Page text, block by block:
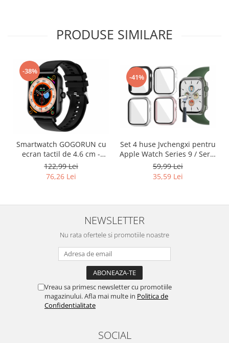
Componente PC
Imprimante, Scanere &
Consumabile
Periferice PC
Retelistica & Supraveghere
Servere, Componente & UPS
Telecomenzi garaj
Sport & Activitati in aer liber
Accesorii antrenament
Accesorii Fitness
Accesorii sportive
Sporturi acvatice
Sporturi de interior
TV, Audio & Foto
Aparate Foto & Accesorii
Audio HI-FI & Profesionale
Camere video si sport
PRODUSE SIMILARE
-38%
Smartwatch GOGORUN cu
ecran tactil de 4.6 cm -
RESIGILAT
122,99 Lei
76,26 Lei
-41%
Set 4 huse Jvchengxi pentru
Apple Watch Series 9 / Seria
8 / Seria 7, protecție din
sticlă - RESIGILAT
59,99 Lei
35,59 Lei
NEWSLETTER
Nu rata ofertele si promotiile noastre
Vreau sa primesc newsletter cu promotiile
magazinului. Afla mai multe in Politica de
Confidentialitate
SOCIAL